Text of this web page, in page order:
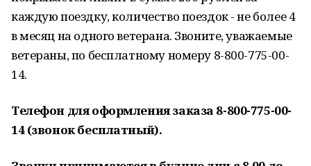
каждую поездку, количество поездок - не более 4
в месяц на одного ветерана. Звоните, уважаемые
ветераны, по бесплатному номеру 8-800-775-00-
14.
Телефон для оформления заказа 8-800-775-00-
14 (звонок бесплатный).